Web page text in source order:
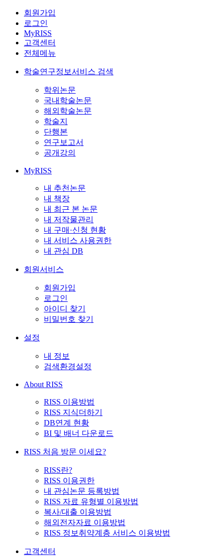
회원가입
로그인
MyRISS
고객센터
전체메뉴
학술연구정보서비스 검색
학위논문
국내학술논문
해외학술논문
학술지
단행본
연구보고서
공개강의
MyRISS
내 추천논문
내 책장
내 최근 본 논문
내 저작물관리
내 구매·신청 현황
내 서비스 사용권한
내 관심 DB
회원서비스
회원가입
로그인
아이디 찾기
비밀번호 찾기
설정
내 정보
검색환경설정
About RISS
RISS 이용방법
RISS 지식더하기
DB연계 현황
BI 및 배너 다운로드
RISS 처음 방문 이세요?
RISS란?
RISS 이용권한
내 관심논문 등록방법
RISS 자료 유형별 이용방법
복사/대출 이용방법
해외전자자료 이용방법
RISS 정보취약계층 서비스 이용방법
고객센터